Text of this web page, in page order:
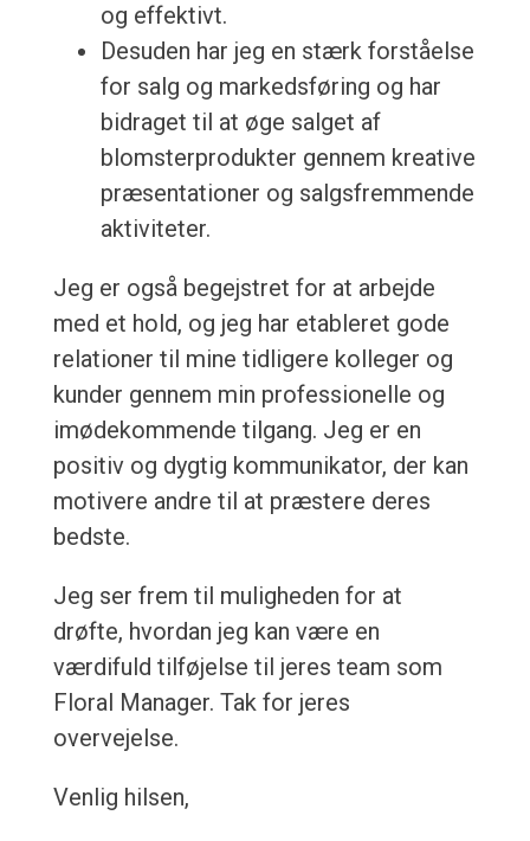
og effektivt.
Desuden har jeg en stærk forståelse
for salg og markedsføring og har
bidraget til at øge salget af
blomsterprodukter gennem kreative
præsentationer og salgsfremmende
aktiviteter.
Jeg er også begejstret for at arbejde
med et hold, og jeg har etableret gode
relationer til mine tidligere kolleger og
kunder gennem min professionelle og
imødekommende tilgang. Jeg er en
positiv og dygtig kommunikator, der kan
motivere andre til at præstere deres
bedste.
Jeg ser frem til muligheden for at
drøfte, hvordan jeg kan være en
værdifuld tilføjelse til jeres team som
Floral Manager. Tak for jeres
overvejelse.
Venlig hilsen,